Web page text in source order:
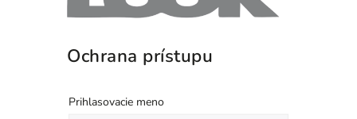
Ochrana prístupu
Prihlasovacie meno